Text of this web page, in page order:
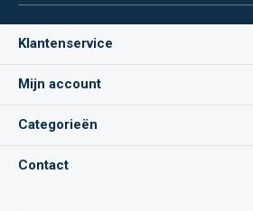
Klantenservice
Mijn account
Categorieën
Contact